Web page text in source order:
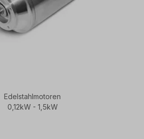
Edelstahlmotoren
0,12kW - 1,5kW